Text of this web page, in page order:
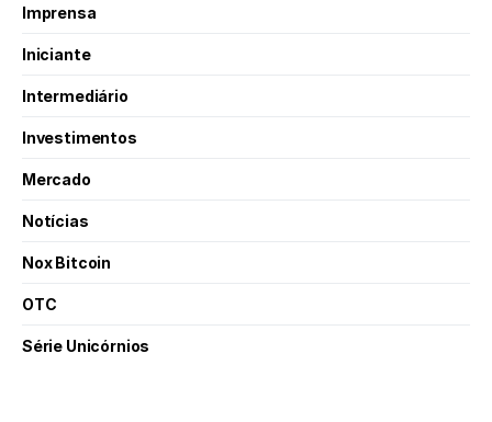
Imprensa
Iniciante
Intermediário
Investimentos
Mercado
Notícias
Nox Bitcoin
OTC
Série Unicórnios